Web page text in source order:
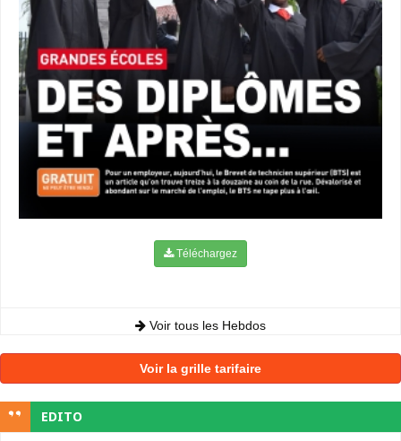
Téléchargez
Voir tous les Hebdos
Voir la grille tarifaire
EDITO